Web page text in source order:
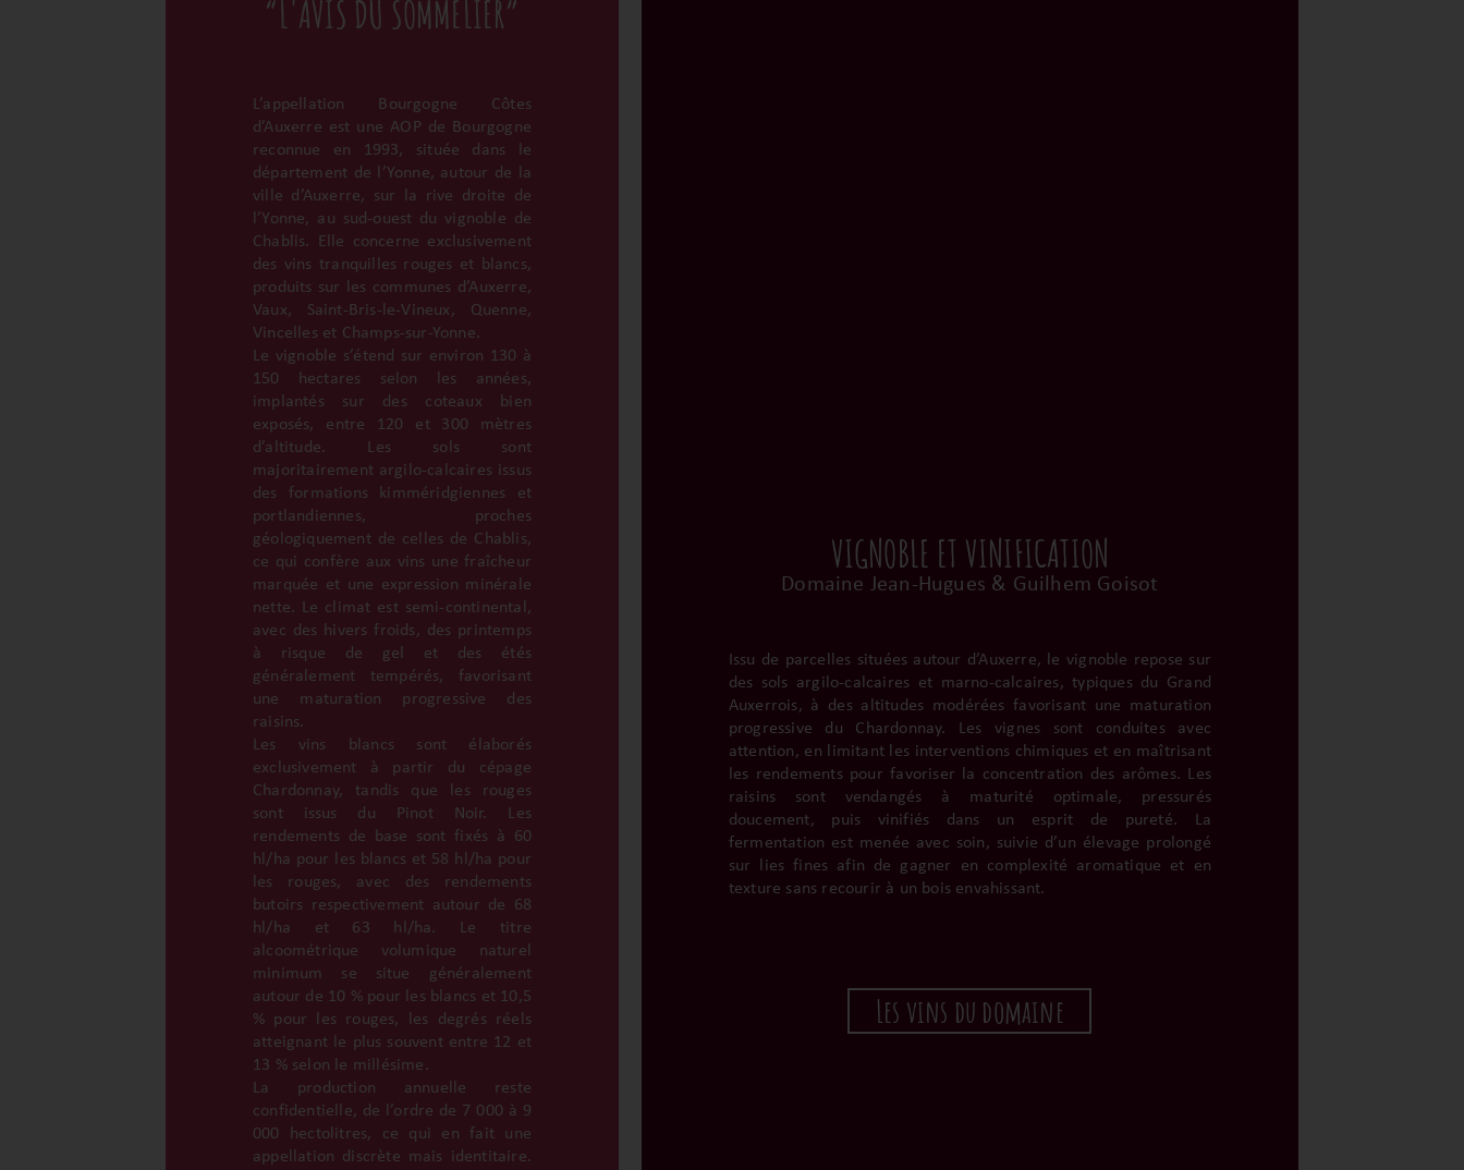
“L'AVIS DU SOMMELIER”
L’appellation Bourgogne Côtes
d’Auxerre est une AOP de Bourgogne
reconnue en 1993, située dans le
département de l’Yonne, autour de la
ville d’Auxerre, sur la rive droite de
l’Yonne, au sud-ouest du vignoble de
Chablis. Elle concerne exclusivement
des vins tranquilles rouges et blancs,
produits sur les communes d’Auxerre,
Vaux, Saint-Bris-le-Vineux, Quenne,
Vincelles et Champs-sur-Yonne.
Le vignoble s’étend sur environ 130 à
150 hectares selon les années,
implantés sur des coteaux bien
exposés, entre 120 et 300 mètres
d’altitude. Les sols sont
majoritairement argilo-calcaires issus
des formations kimméridgiennes et
portlandiennes, proches
géologiquement de celles de Chablis,
ce qui confère aux vins une fraîcheur
marquée et une expression minérale
nette. Le climat est semi-continental,
avec des hivers froids, des printemps
à risque de gel et des étés
généralement tempérés, favorisant
une maturation progressive des
raisins.
Les vins blancs sont élaborés
exclusivement à partir du cépage
Chardonnay, tandis que les rouges
sont issus du Pinot Noir. Les
rendements de base sont fixés à 60
hl/ha pour les blancs et 58 hl/ha pour
les rouges, avec des rendements
butoirs respectivement autour de 68
hl/ha et 63 hl/ha. Le titre
alcoométrique volumique naturel
minimum se situe généralement
autour de 10 % pour les blancs et 10,5
% pour les rouges, les degrés réels
atteignant le plus souvent entre 12 et
13 % selon le millésime.
La production annuelle reste
confidentielle, de l’ordre de 7 000 à 9
000 hectolitres, ce qui en fait une
appellation discrète mais identitaire.
VIGNOBLE ET VINIFICATION
Domaine Jean-Hugues & Guilhem Goisot
Issu de parcelles situées autour d’Auxerre, le vignoble repose sur
des sols argilo-calcaires et marno-calcaires, typiques du Grand
Auxerrois, à des altitudes modérées favorisant une maturation
progressive du Chardonnay. Les vignes sont conduites avec
attention, en limitant les interventions chimiques et en maîtrisant
les rendements pour favoriser la concentration des arômes. Les
raisins sont vendangés à maturité optimale, pressurés
doucement, puis vinifiés dans un esprit de pureté. La
fermentation est menée avec soin, suivie d’un élevage prolongé
sur lies fines afin de gagner en complexité aromatique et en
texture sans recourir à un bois envahissant.
Les vins du domaine